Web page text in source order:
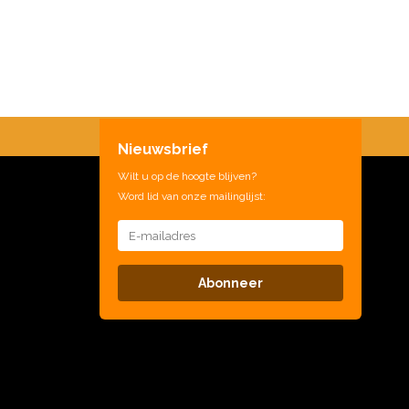
Nieuwsbrief
Wilt u op de hoogte blijven?
Word lid van onze mailinglijst:
Abonneer